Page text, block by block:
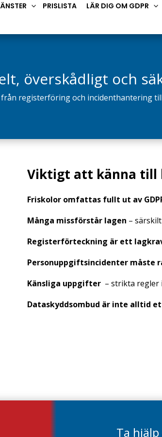
3 PRISLISTA 3
LÄR DIG OM GDPR
överskådligt och
registerföring och incidenthantering
Viktigt att känna till
Friskolor omfattas fullt ut av
Många missförstår lagen –
Registerförteckning är ett
Personuppgiftsincidenter måste
Känsliga uppgifter – strikta regler
Dataskyddsombud är inte alltid
Ta hjälp